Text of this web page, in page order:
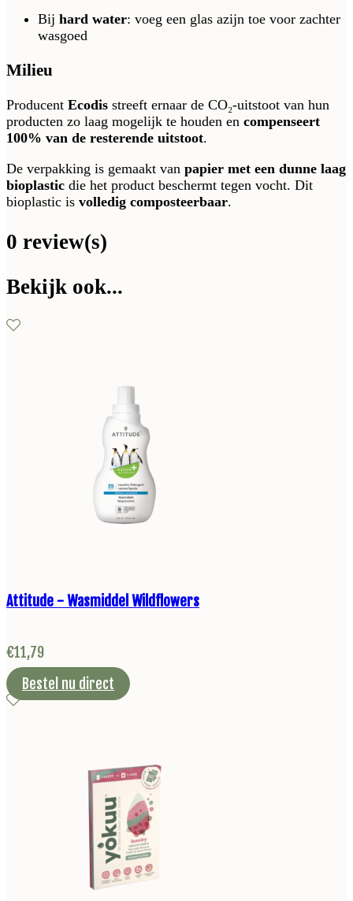
Bij hard water: voeg een glas azijn toe voor zachter
wasgoed
Milieu
Producent Ecodis streeft ernaar de CO₂-uitstoot van hun
producten zo laag mogelijk te houden en compenseert
100% van de resterende uitstoot.
De verpakking is gemaakt van papier met een dunne laag
bioplastic die het product beschermt tegen vocht. Dit
bioplastic is volledig composteerbaar.
0 review(s)
Bekijk ook...
Attitude - Wasmiddel Wildflowers
€11,79
Bestel nu direct